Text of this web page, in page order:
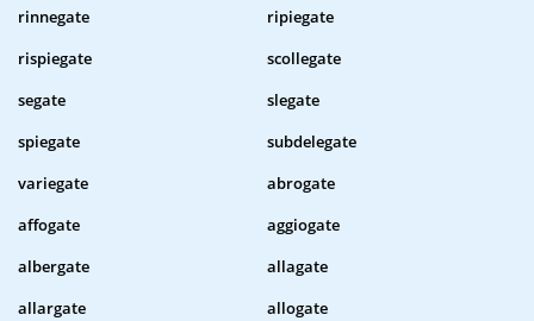
rinnegate
ripiegate
rispiegate
scollegate
segate
slegate
spiegate
subdelegate
variegate
abrogate
affogate
aggiogate
albergate
allagate
allargate
allogate